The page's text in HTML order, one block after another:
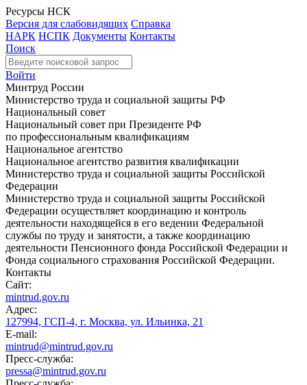
Ресурсы НСК
Версия для слабовидящих Справка
НАРК НСПК Документы Контакты
Поиск
Войти
Минтруд России
Министерство труда и социальной защиты РФ
Национальный совет
Национальный совет при Президенте РФ
по профессиональным квалификациям
Национальное агентство
Национальное агентство развития квалификации
Министерство труда и социальной защиты Российской
Федерации
Министерство труда и социальной защиты Российской
Федерации осуществляет координацию и контроль
деятельности находящейся в его ведении Федеральной
службы по труду и занятости, а также координацию
деятельности Пенсионного фонда Российской Федерации и
Фонда социального страхования Российской Федерации.
Контакты
Сайт:
mintrud.gov.ru
Адрес:
127994, ГСП-4, г. Москва, ул. Ильинка, 21
E-mail:
mintrud@mintrud.gov.ru
Пресс-служба:
pressa@mintrud.gov.ru